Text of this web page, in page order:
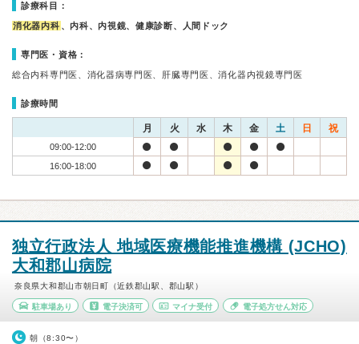
診療科目：
消化器内科 、内科、内視鏡、健康診断、人間ドック
専門医・資格：
総合内科専門医、消化器病専門医、肝臓専門医、消化器内視鏡専門医
診療時間
月 火 水 木 金 土 日 祝
09:00-12:00
16:00-18:00
独立行政法人 地域医療機能推進機構 (JCHO)
大和郡山病院
奈良県大和郡山市朝日町（近鉄郡山駅、郡山駅）
駐車場あり 電子決済可 マイナ受付 電子処方せん対応
朝（8:30〜）